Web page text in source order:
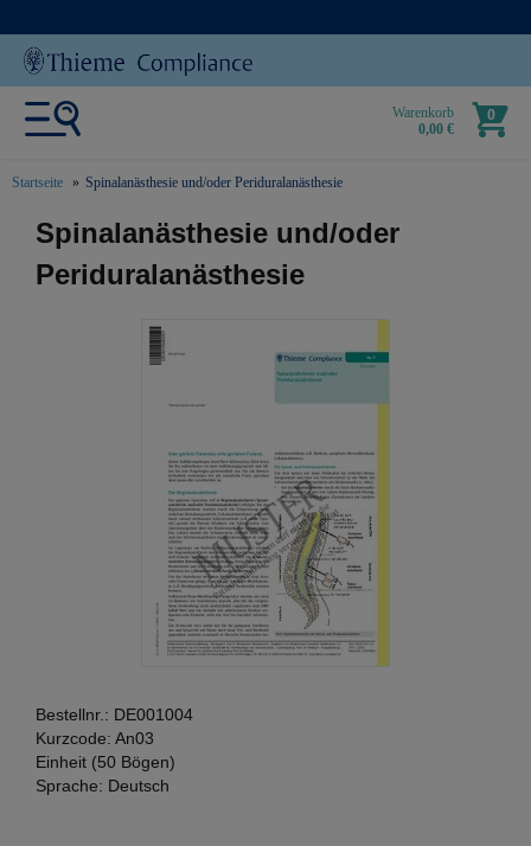
Warenkorb
0,00 €
0
Startseite Spinalanästhesie und/oder Periduralanästhesie
text.skipToContent
text.skipToNavigation
Spinalanästhesie und/oder
Periduralanästhesie
Bestellnr.: DE001004
Kurzcode: An03
Einheit (50 Bögen)
Sprache: Deutsch